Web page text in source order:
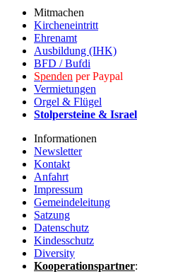
Mitmachen
Kircheneintritt
Ehrenamt
Ausbildung (IHK)
BFD / Bufdi
Spenden per Paypal
Vermietungen
Orgel & Flügel
Stolpersteine & Israel
Informationen
Newsletter
Kontakt
Anfahrt
Impressum
Gemeindeleitung
Satzung
Datenschutz
Kindesschutz
Diversity
Kooperationspartner: